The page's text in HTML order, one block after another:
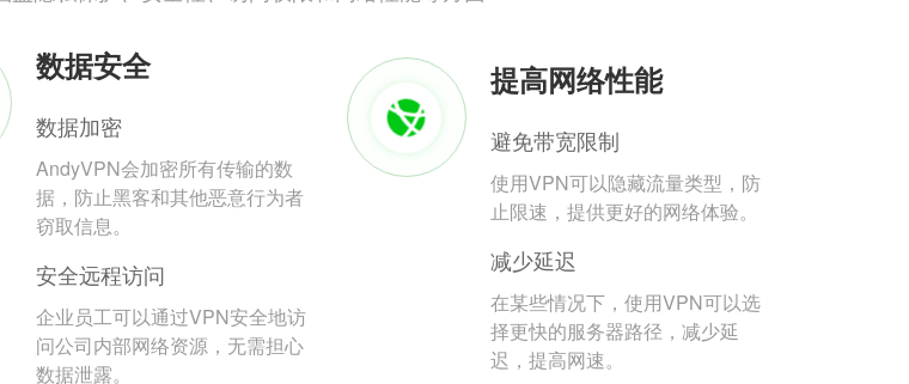
数据安全
数据加密
AndyVPN会加密所有传输的数
据，防止黑客和其他恶意行为者
窃取信息。
安全远程访问
企业员工可以通过VPN安全地访
问公司内部网络资源，无需担心
数据泄露。
提高网络性能
避免带宽限制
使用VPN可以隐藏流量类型，防
止限速，提供更好的网络体验。
减少延迟
在某些情况下，使用VPN可以选
择更快的服务器路径，减少延
迟，提高网速。